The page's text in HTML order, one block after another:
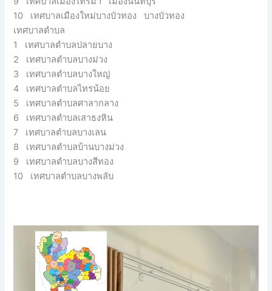
10 เทศบาลเมืองใหม่บางบัวทอง บางบัวทอง
เทศบาลตำบล
1 เทศบาลตำบลปลายบาง
2 เทศบาลตำบลบางม่วง
3 เทศบาลตำบลบางใหญ่
4 เทศบาลตำบลไทรน้อย
5 เทศบาลตำบลศาลากลาง
6 เทศบาลตำบลเสาธงหิน
7 เทศบาลตำบลบางเลน
8 เทศบาลตำบลบ้านบางม่วง
9 เทศบาลตำบลบางสีทอง
10 เทศบาลตำบลบางพลับ